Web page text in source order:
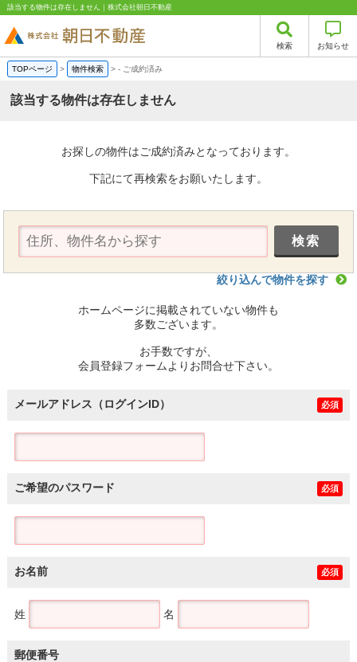
該当する物件は存在しません｜株式会社朝日不動産
検索 お知らせ
TOPページ > 物件検索 >- ご成約済み
該当する物件は存在しません
お探しの物件はご成約済みとなっております。
下記にて再検索をお願いたします。
絞り込んで物件を探す
ホームページに掲載されていない物件も
多数ございます。
お手数ですが、
会員登録フォームよりお問合せ下さい。
メールアドレス（ログインID） 必須
ご希望のパスワード 必須
お名前 必須
姓 名
郵便番号